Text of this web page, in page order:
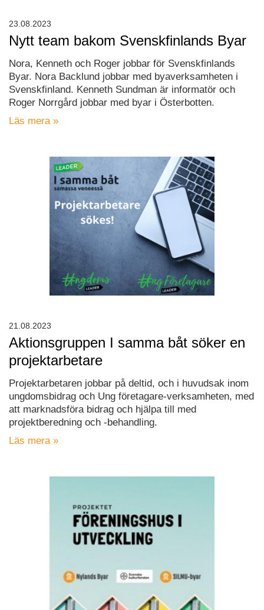
Nytt team bakom Svenskfinlands Byar
Nora, Kenneth och Roger jobbar för Svenskfinlands
Byar. Nora Backlund jobbar med byaverksamheten i
Svenskfinland. Kenneth Sundman är informatör och
Roger Norrgård jobbar med byar i Österbotten.
Läs mera »
23.08.2023
Aktionsgruppen I samma båt söker en
projektarbetare
Projektarbetaren jobbar på deltid, och i huvudsak inom
ungdomsbidrag och Ung företagare-verksamheten, med
att marknadsföra bidrag och hjälpa till med
projektberedning och -behandling.
Läs mera »
21.08.2023